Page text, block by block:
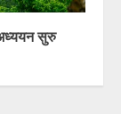
सुरु